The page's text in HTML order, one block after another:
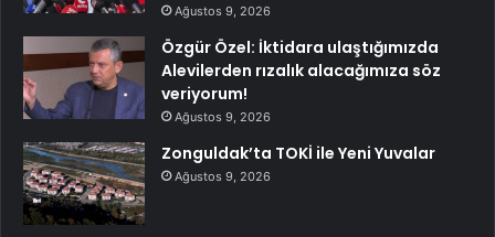
Ağustos 9, 2026
Özgür Özel: İktidara ulaştığımızda
Alevilerden rızalık alacağımıza söz
veriyorum!
Ağustos 9, 2026
Zonguldak’ta TOKİ ile Yeni Yuvalar
Ağustos 9, 2026